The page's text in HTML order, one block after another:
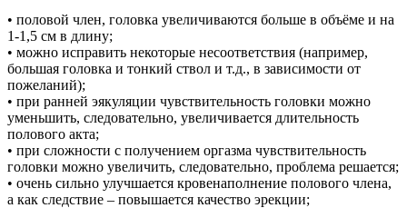
• половой член, головка увеличиваются больше в объёме и на
1-1,5 см в длину;
• можно исправить некоторые несоответствия (например,
большая головка и тонкий ствол и т.д., в зависимости от
пожеланий);
• при ранней эякуляции чувствительность головки можно
уменьшить, следовательно, увеличивается длительность
полового акта;
• при сложности с получением оргазма чувствительность
головки можно увеличить, следовательно, проблема решается;
• очень сильно улучшается кровенаполнение полового члена,
а как следствие – повышается качество эрекции;